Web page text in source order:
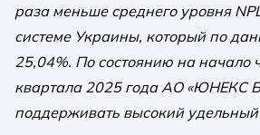
раза меньше среднего уровня
системе Украины, который по
25,04%. По состоянию на начало
квартала 2025 года АО «ЮНЕКС
поддерживать высокий удельный